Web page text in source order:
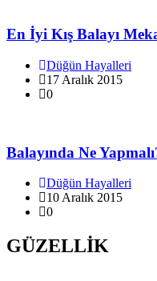
En İyi Kış Balayı
Düğün Hayalleri
17 Aralık 2015
0
Balayında Ne
Düğün Hayalleri
10 Aralık 2015
0
GÜZELLİK